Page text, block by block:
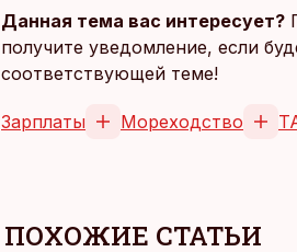
Данная тема вас интересует?
получите уведомление, если
соответствующей теме!
Зарплаты Мореходство
ПОХОЖИЕ СТАТЬИ